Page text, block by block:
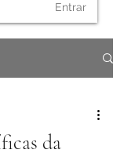
Entrar
da